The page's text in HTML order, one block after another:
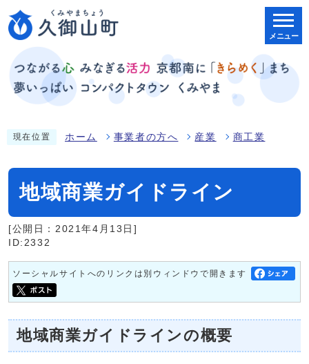
メニュー
現在位置 ホーム 事業者の方へ 産業 商工業
地域商業ガイドライン
[公開日：2021年4月13日]
ID:2332
ソーシャルサイトへのリンクは別ウィンドウで開きます
地域商業ガイドラインの概要